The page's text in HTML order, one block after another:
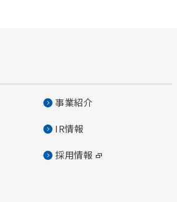
事業紹介
IR情報
採用情報